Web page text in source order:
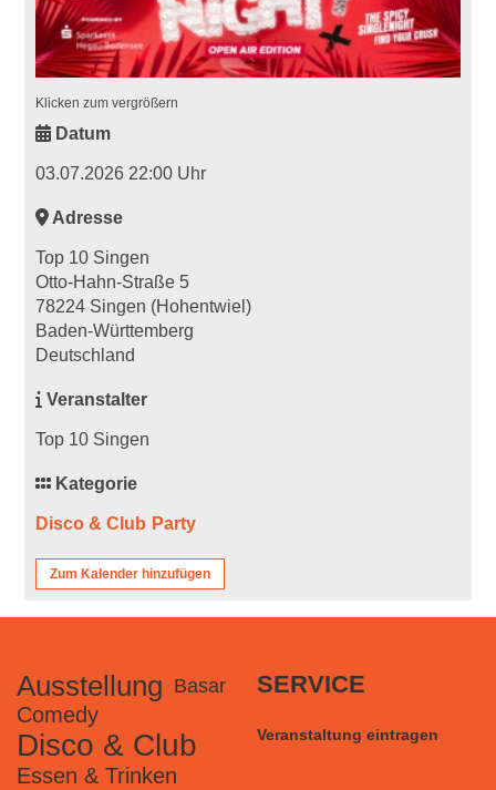
Klicken zum vergrößern
Datum
03.07.2026 22:00 Uhr
Adresse
Top 10 Singen
Otto-Hahn-Straße 5
78224 Singen (Hohentwiel)
Baden-Württemberg
Deutschland
Veranstalter
Top 10 Singen
Kategorie
Disco & Club Party
Zum Kalender hinzufügen
Ausstellung Basar
Comedy
Disco & Club
Essen & Trinken
SERVICE
Veranstaltung eintragen